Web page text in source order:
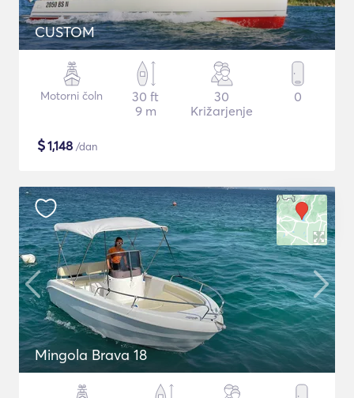
CUSTOM
Motorni čoln
30 ft
9 m
30
Križarjenje
0
$1,148 /dan
Mingola Brava 18